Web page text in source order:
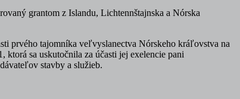
grantom z Islandu, Lichtennštajnska a Nórska
prvého tajomníka veľvyslanectva Nórskeho kráľovstva na
sa uskutočnila za účasti jej exelencie pani
stavby a služieb.